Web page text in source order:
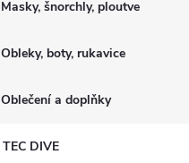
Masky, šnorchly, ploutve
Obleky, boty, rukavice
Oblečení a doplňky
TEC DIVE